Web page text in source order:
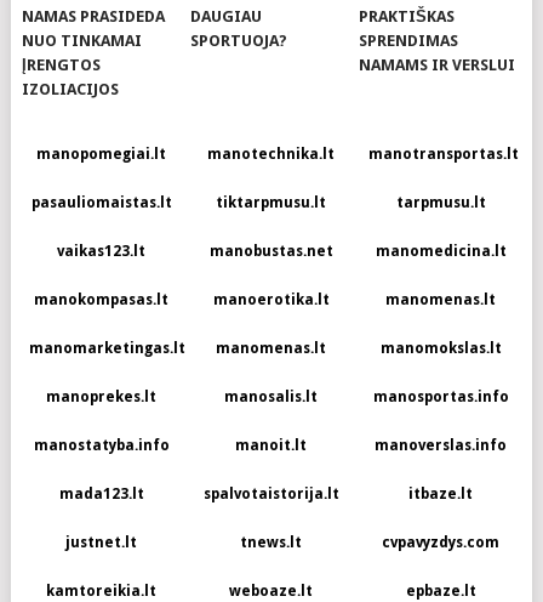
NAMAS PRASIDEDA
NUO TINKAMAI
ĮRENGTOS
IZOLIACIJOS
DAUGIAU
SPORTUOJA?
PRAKTIŠKAS
SPRENDIMAS
NAMAMS IR VERSLUI
manopomegiai.lt manotechnika.lt manotransportas.lt
pasauliomaistas.lt tiktarpmusu.lt tarpmusu.lt
vaikas123.lt manobustas.net manomedicina.lt
manokompasas.lt manoerotika.lt manomenas.lt
manomarketingas.lt manomenas.lt manomokslas.lt
manoprekes.lt manosalis.lt manosportas.info
manostatyba.info manoit.lt manoverslas.info
mada123.lt spalvotaistorija.lt itbaze.lt
justnet.lt tnews.lt cvpavyzdys.com
kamtoreikia.lt weboaze.lt epbaze.lt